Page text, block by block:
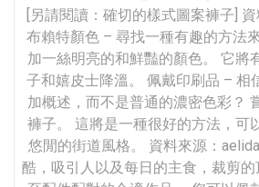
[另請閱讀：確切的樣式圖案褲子]
布賴特顏色 – 尋找一種有趣的方法
加一絲明亮的和鮮豔的顏色。 它將
子和嬉皮士降溫。 佩戴印刷品 – 相
加概述，而不是普通的濃密色彩？
褲子。 這將是一種很好的方法，可
悠閒的街道風格。 資料來源：
酷，吸引人以及每日的主食，裁剪